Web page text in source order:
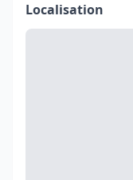
Localisation